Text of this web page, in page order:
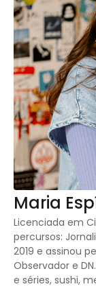
Maria
Licenciada em
percursos:
2019 e assinou
Observador e
e séries, sushi,